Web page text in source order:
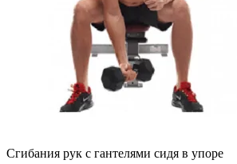
Сгибания рук с гантелями сидя в упоре